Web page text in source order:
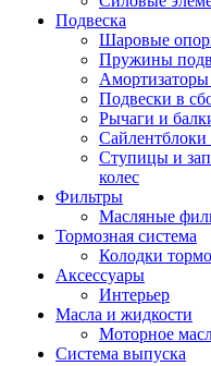
Подвеска
Шаровые
Пружины
Амортизаторы
Подвески в
Рычаги и
Сайлентблоки
Ступицы и
колес
Фильтры
Масляные
Тормозная система
Колодки
Аксессуары
Интерьер
Масла и жидкости
Моторное
Система выпуска